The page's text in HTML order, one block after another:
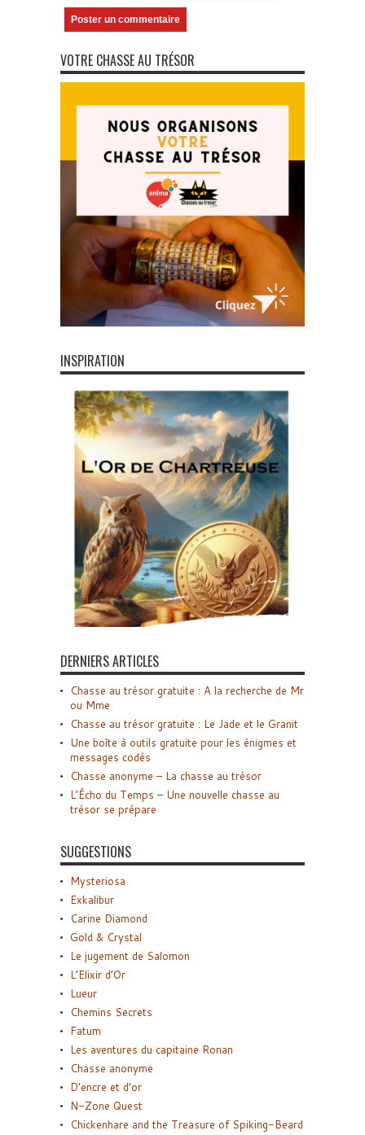
VOTRE CHASSE AU TRÉSOR
INSPIRATION
DERNIERS ARTICLES
Chasse au trésor gratuite : A la recherche de Mr
ou Mme
Chasse au trésor gratuite : Le Jade et le Granit
Une boîte à outils gratuite pour les énigmes et
messages codés
Chasse anonyme – La chasse au trésor
L’Écho du Temps – Une nouvelle chasse au
trésor se prépare
SUGGESTIONS
Mysteriosa
Exkalibur
Carine Diamond
Gold & Crystal
Le jugement de Salomon
L’Elixir d’Or
Lueur
Chemins Secrets
Fatum
Les aventures du capitaine Ronan
Chasse anonyme
D’encre et d’or
N-Zone Quest
Chickenhare and the Treasure of Spiking-Beard